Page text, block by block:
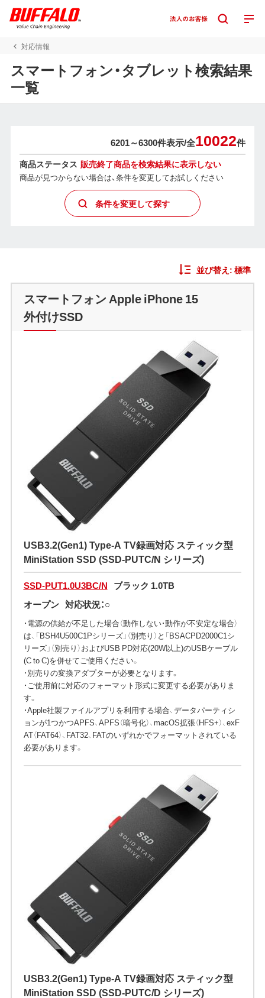
対応情報
スマートフォン・タブレット検索結果
一覧
6201～6300件表示/全10022件
商品ステータス 販売終了商品を検索結果に表示しない
商品が見つからない場合は、条件を変更してお試しください
条件を変更して探す
並び替え:標準
スマートフォン Apple iPhone 15
外付けSSD
USB3.2(Gen1) Type-A TV録画対応 スティック型
MiniStation SSD (SSD-PUTC/N シリーズ)
SSD-PUT1.0U3BC/N ブラック 1.0TB
オープン 対応状況：○
・電源の供給が不足した場合（動作しない・動作が不安定な場合）
は、「BSH4U500C1Pシリーズ」（別売り）と「BSACPD2000C1シ
リーズ」（別売り）およびUSB PD対応(20W以上)のUSBケーブル
(C to C)を併せてご使用ください。
・別売りの変換アダプターが必要となります。
・ご使用前に対応のフォーマット形式に変更する必要がありま
す。
・Apple社製ファイルアプリを利用する場合、データパーティシ
ョンが1つかつAPFS、APFS（暗号化）、macOS拡張（HFS+）、exF
AT（FAT64）、FAT32、FATのいずれかでフォーマットされている
必要があります。
USB3.2(Gen1) Type-A TV録画対応 スティック型
MiniStation SSD (SSD-PUTC/D シリーズ)